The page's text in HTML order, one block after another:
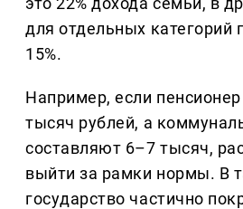
для отдельных категорий
15%.
Например, если
тысяч рублей, а
составляют 6–7 тысяч,
выйти за рамки нормы. В
государство частично